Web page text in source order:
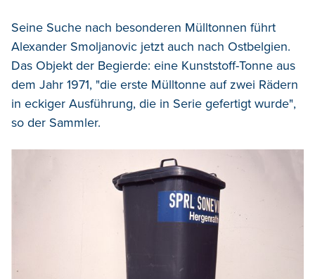
Seine Suche nach besonderen Mülltonnen führt
Alexander Smoljanovic jetzt auch nach Ostbelgien.
Das Objekt der Begierde: eine Kunststoff-Tonne aus
dem Jahr 1971, "die erste Mülltonne auf zwei Rädern
in eckiger Ausführung, die in Serie gefertigt wurde",
so der Sammler.